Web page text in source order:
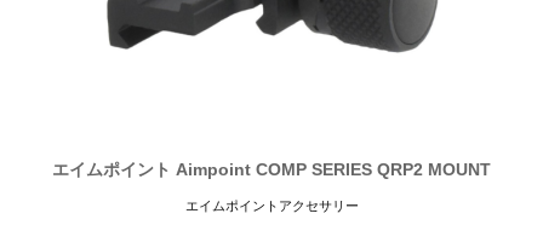
エイムポイント Aimpoint COMP SERIES QRP2 MOUNT
エイムポイントアクセサリー